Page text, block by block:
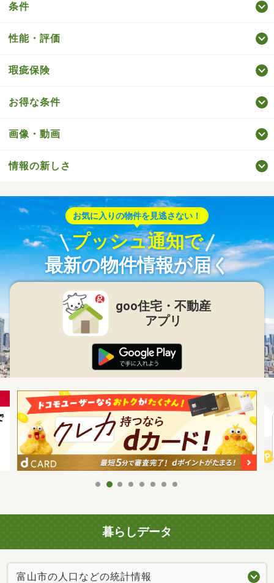
条件
性能・評価
瑕疵保険
お得な条件
画像・動画
情報の新しさ
お気に入りの物件を見逃さない！
プッシュ通知で
最新の物件情報が届く
goo住宅・不動産
アプリ
暮らしデータ
富山市の人口などの統計情報